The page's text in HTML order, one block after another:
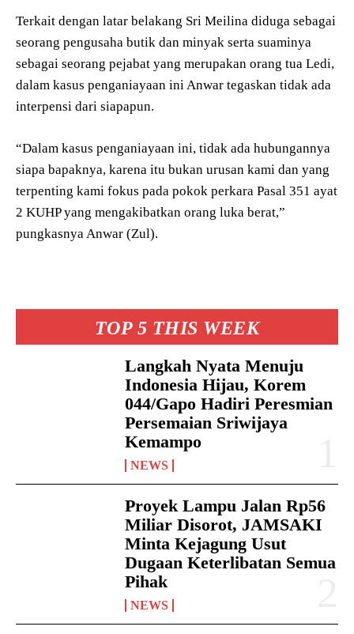
TOP 5 THIS WEEK
Langkah Nyata Menuju
Indonesia Hijau, Korem
044/Gapo Hadiri Peresmian
Persemaian Sriwijaya
Kemampo
NEWS
Proyek Lampu Jalan Rp56
Miliar Disorot, JAMSAKI
Minta Kejagung Usut
Dugaan Keterlibatan Semua
Pihak
NEWS
Terkait dengan latar belakang Sri Meilina diduga sebagai
seorang pengusaha butik dan minyak serta suaminya
sebagai seorang pejabat yang merupakan orang tua Ledi,
dalam kasus penganiayaan ini Anwar tegaskan tidak ada
interpensi dari siapapun.
“Dalam kasus penganiayaan ini, tidak ada hubungannya
siapa bapaknya, karena itu bukan urusan kami dan yang
terpenting kami fokus pada pokok perkara Pasal 351 ayat
2 KUHP yang mengakibatkan orang luka berat,”
pungkasnya Anwar (Zul).